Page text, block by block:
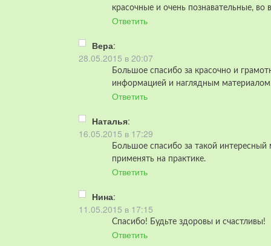
красочные и очень познавательные,
Ответить
Вера:
28.05.2015 в 20:07
Большое спасибо за красочно и
информацией и наглядным
Ответить
Наталья:
16.05.2015 в 17:29
Большое спасибо за такой интересный
применять на практике.
Ответить
Нина:
11.05.2015 в 17:15
Спасибо! Будьте здоровы и счастливы!
Ответить